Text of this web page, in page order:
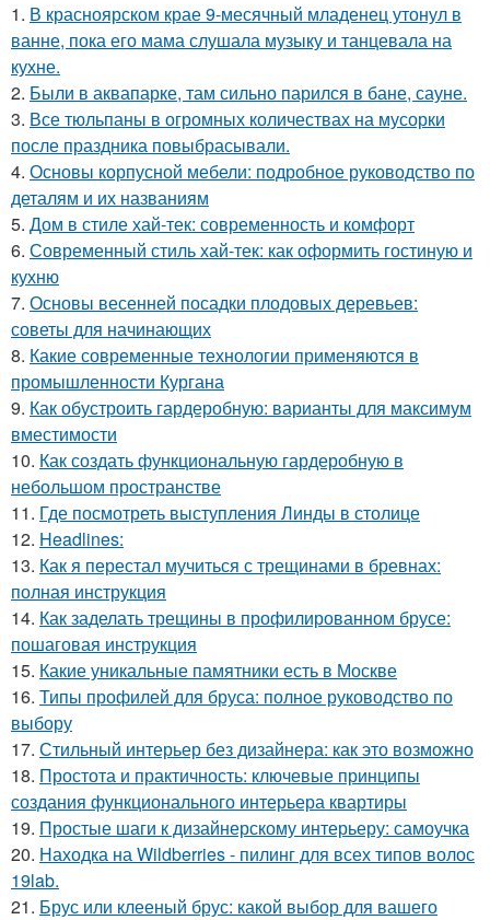
1. В красноярском крае 9-месячный младенец утонул в
ванне, пока его мама слушала музыку и танцевала на
кухне.
2. Были в аквапарке, там сильно парился в бане, сауне.
3. Все тюльпаны в огромных количествах на мусорки
после праздника повыбрасывали.
4. Основы корпусной мебели: подробное руководство по
деталям и их названиям
5. Дом в стиле хай-тек: современность и комфорт
6. Современный стиль хай-тек: как оформить гостиную и
кухню
7. Основы весенней посадки плодовых деревьев:
советы для начинающих
8. Какие современные технологии применяются в
промышленности Кургана
9. Как обустроить гардеробную: варианты для максимум
вместимости
10. Как создать функциональную гардеробную в
небольшом пространстве
11. Где посмотреть выступления Линды в столице
12. Headlines:
13. Как я перестал мучиться с трещинами в бревнах:
полная инструкция
14. Как заделать трещины в профилированном брусе:
пошаговая инструкция
15. Какие уникальные памятники есть в Москве
16. Типы профилей для бруса: полное руководство по
выбору
17. Стильный интерьер без дизайнера: как это возможно
18. Простота и практичность: ключевые принципы
создания функционального интерьера квартиры
19. Простые шаги к дизайнерскому интерьеру: самоучка
20. Находка на Wildberries - пилинг для всех типов волос
19lab.
21. Брус или клееный брус: какой выбор для вашего